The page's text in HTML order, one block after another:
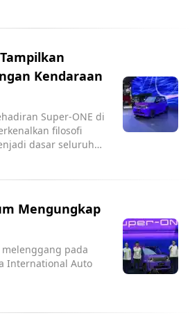
Kendaraan
Super-ONE di
filosofi
dasar seluruh
Mengungkap
melenggang pada
International Auto